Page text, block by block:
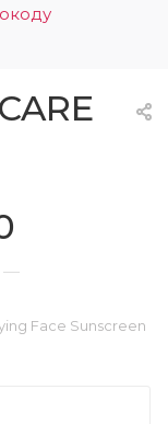
0
—
Face Sunscreen